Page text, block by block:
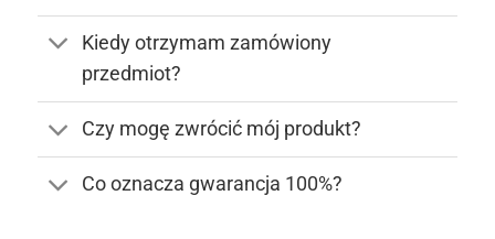
Kiedy otrzymam zamówiony
przedmiot?
Czy mogę zwrócić mój produkt?
Co oznacza gwarancja 100%?